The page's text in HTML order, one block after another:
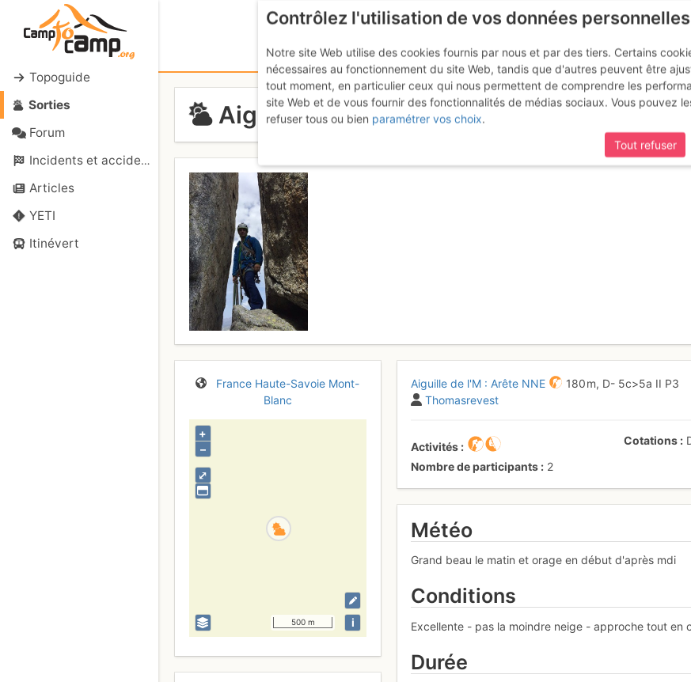
Topoguide
Sorties
Forum
Incidents et accidents
Articles
YETI
Itinévert
Aiguille de l'M : Arête NNE
France Haute-Savoie Mont-
Blanc
⤢
+
–
500 m i
Aiguille de l'M : Arête NNE 180 m, D- 5c>5a II P3
Thomasrevest
Activités
Nombre de participants
2
Cotations
Météo
Grand beau le matin et orage en début d'après mdi
Conditions
Excellente - pas la moindre neige - approche tout en
Durée
Contrôlez l'utilisation de vos données personnelles
Notre site Web utilise des cookies fournis par nous et par des tiers. Certains
nécessaires au fonctionnement du site Web, tandis que d'autres peuvent être
tout moment, en particulier ceux qui nous permettent de comprendre les
site Web et de vous fournir des fonctionnalités de médias sociaux. Vous pouvez
refuser tous ou bien paramétrer vos choix.
Tout refuser